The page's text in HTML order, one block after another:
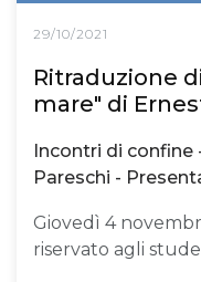
29/10/2021
Ritraduzione
mare" di
Incontri di confine
Pareschi -
Giovedì 4
riservato agli